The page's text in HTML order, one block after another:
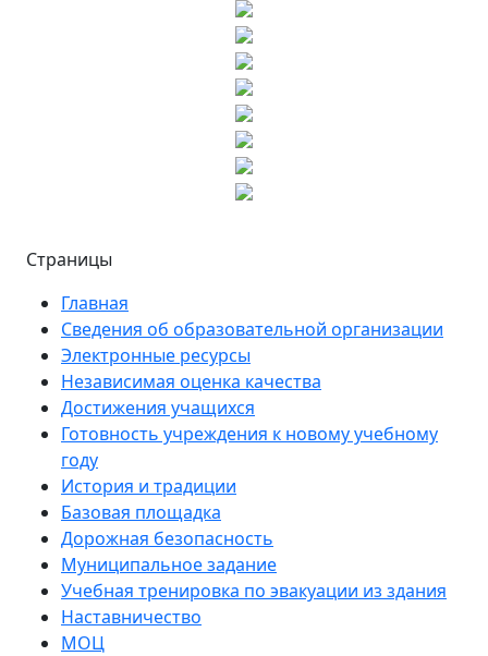
Страницы
Главная
Сведения об образовательной организации
Электронные ресурсы
Независимая оценка качества
Достижения учащихся
Готовность учреждения к новому учебному
году
История и традиции
Базовая площадка
Дорожная безопасность
Муниципальное задание
Учебная тренировка по эвакуации из здания
Наставничество
МОЦ